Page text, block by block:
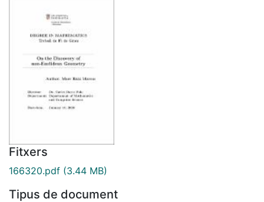
Fitxers
166320.pdf (3.44 MB)
Tipus de document